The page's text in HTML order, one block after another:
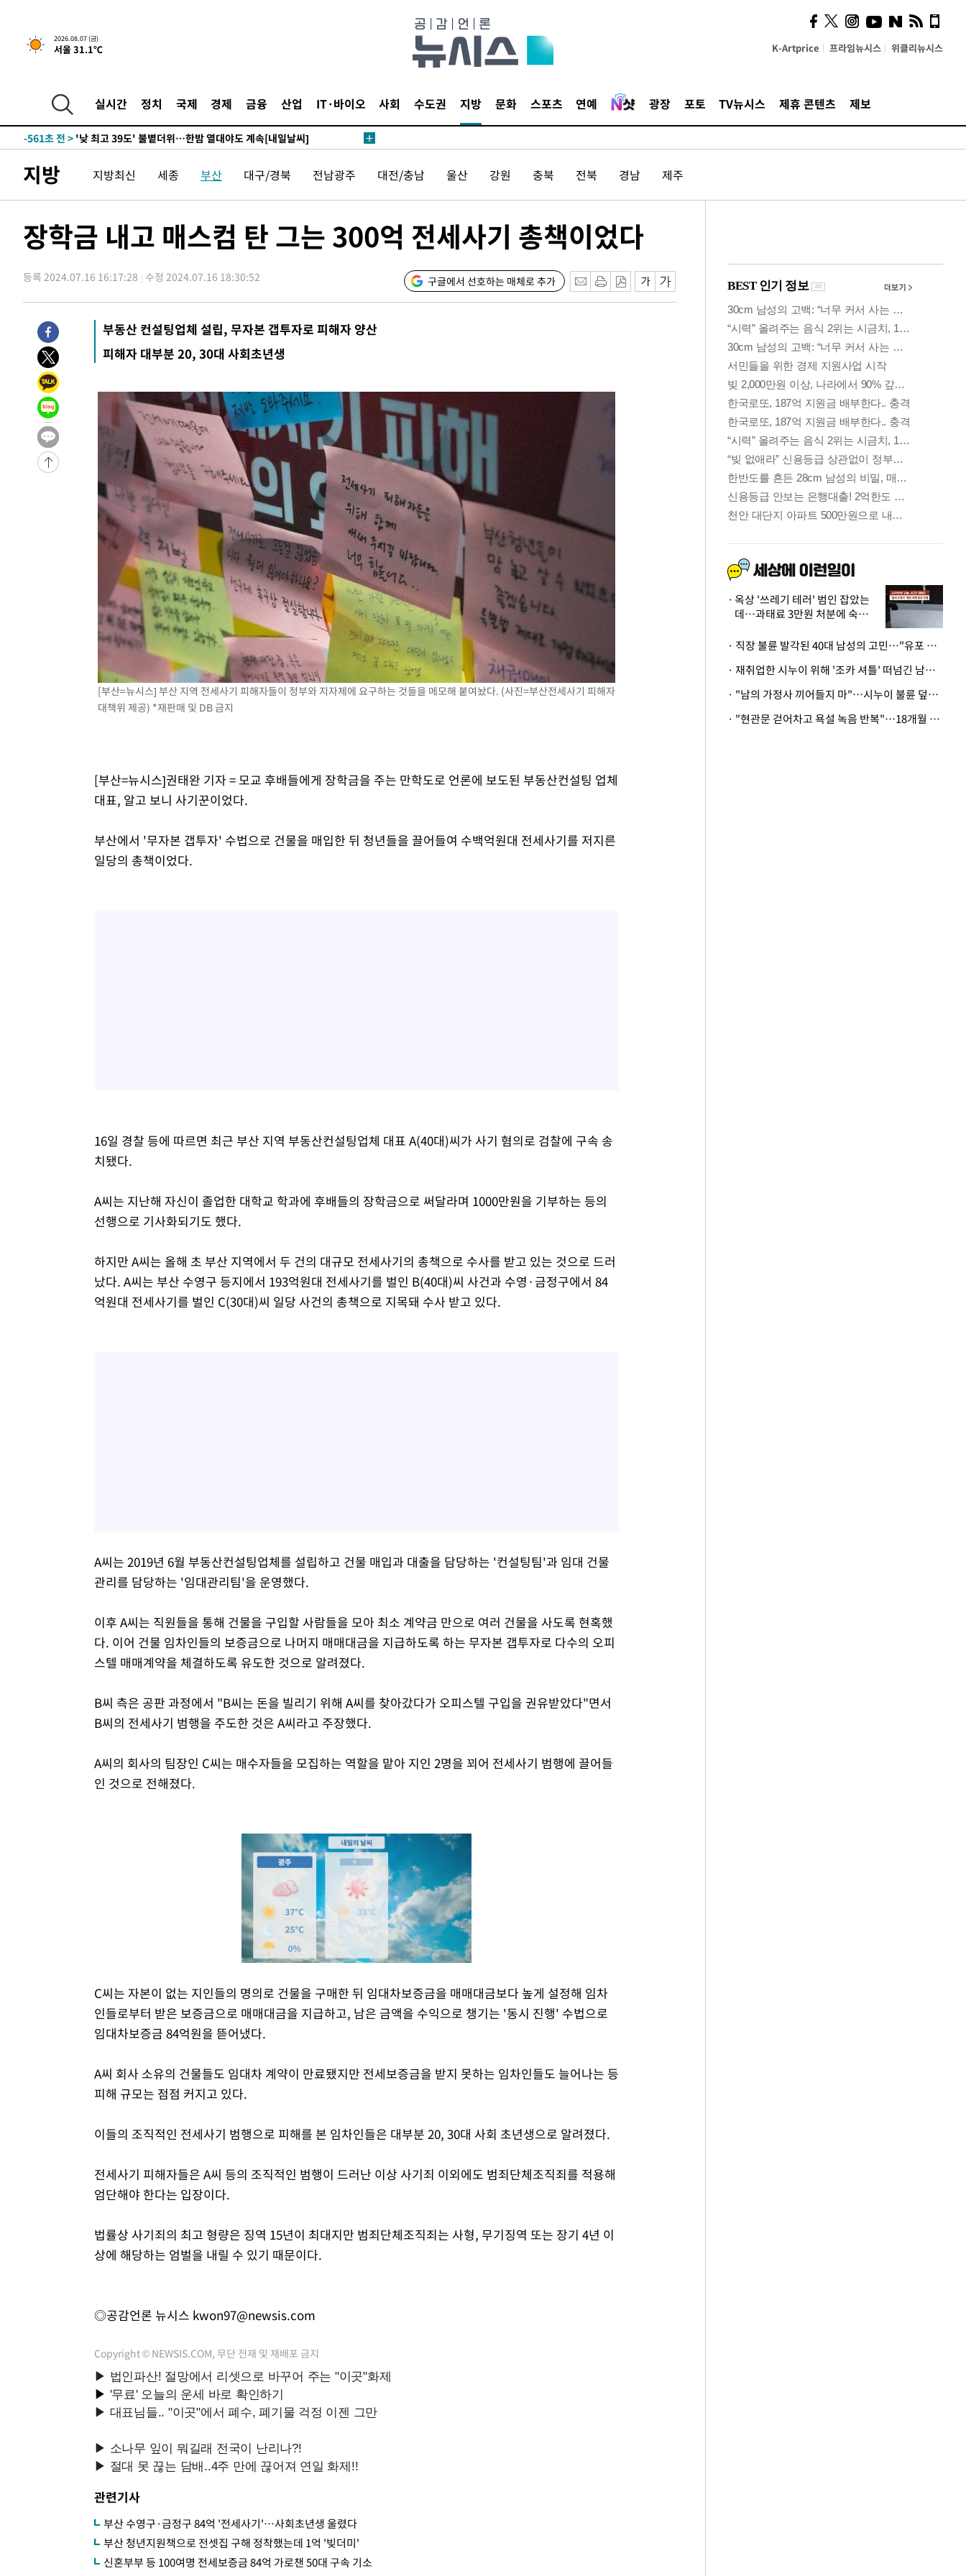
2026.08.07 (금)
서울 31.1℃ K-Artprice 프라임뉴시스 위클리뉴시스
실시간 정치 국제 경제 금융 산업 IT·바이오 사회 수도권 지방 문화 스포츠 연예 광장 포토 TV뉴시스 제휴 콘텐츠 제보
-17985초 전 >경찰, '홍명보는 2순위' 결론냈던 스포츠윤리센터도 압수수색
-3581초 전 >[속보]합참 "北 발사체는 단거리탄도미사일…감시·경계태세 강화"
-1759초 전 >
[속보] SKT, 에이닷 서비스 장애 발생…"원인 파악 중"
-1165초 전 >
-561초 전 > '낮 최고 39도' 불볕더위…한밤 열대야도 계속[내일날씨]
-182초 전 >
"韓 외환시장 개입 관측 배경엔 美의 대한국 무역적자 있어"
-9초 전 >'월드컵 탈락 후폭풍' 축구협회…초유의 압수수색에 '충격·당황'
9분 전 >[속보]종합특검, 대검 추가 압수수색…내란 중요임무종사 혐의
1시간 전 >[속보]코스피, 301.88포인트(4.58%) 내린 6296.38 마감
1시간 전 >[속보]원·달러 환율, 0.7원 내린 1423.8원 마감
1시간 전 >
"여기 떨어졌다"…다누리, 스페이스X 로켓 달 충돌 흔적 포착
2시간 전 >
손흥민, 5경기 연속골 실패…LAFC는 승부차기 끝 과달라하라 격파
4시간 전 >
내일까지 39도 '펄펄'…기상청 "태풍 지나며 폭염 잠시 꺾인다"
-21091초 전 >
-20527초 전 >
[속보] 뉴욕증시, 혼조 출발…나스닥 0.3%↓, 다우 0.14%↑
-19320초 전 >
축구협회, 15년 전 심판 성 접대 파문에 "현재는 내부 지침 준수"
-18005초 전 >
경찰, '홍명보는 2순위' 결론냈던 스포츠윤리센터도 압수수색
-3601초 전 >
[속보]합참 "北 발사체는 단거리탄도미사일…감시·경계태세 강화"
日방위성, 北이 동해로 쏜 발사체는 탄도미사일 가능성
[속보] SKT, 에이닷 서비스 장애 발생…"원인 파악 중"
[속보]합참 "북, 동해상으로 미상 발사체 발사"
'낮 최고 39도' 불볕더위…한밤 열대야도 계속[내일날씨]
[속보]7~9일 프로야구 3연전도 폭염 취소…11일 재개
"韓 외환시장 개입 관측 배경엔 美의 대한국 무역적자 있어"
'월드컵 탈락 후폭풍' 축구협회…초유의 압수수색에 '충격·당황'
서울 낮 37.9도, 올여름 최고치 경신…영등포 순간 '40도'
[속보]종합특검, 대검 추가 압수수색…내란 중요임무종사 혐의
[속보]코스닥, 800p 회복…0.26% 오른 801.67 마감
[속보]코스피, 301.88포인트(4.58%) 내린 6296.38 마감
[속보]원·달러 환율, 0.7원 내린 1423.8원 마감
지방 지방최신 세종 부산 대구/경북 전남광주 대전/충남 울산 강원 충북 전북 경남 제주
장학금 내고 매스컴 탄 그는 300억 전세사기 총책이었다
등록 2024.07.16 16:17:28 수정 2024.07.16 18:30:52 구글에서 선호하는 매체로 추가
부동산 컨설팅업체 설립, 무자본 갭투자로 피해자 양산
피해자 대부분 20, 30대 사회초년생
[부산=뉴시스] 부산 지역 전세사기 피해자들이 정부와 지자체에 요구하는 것들을 메모해 붙여놨다. (사진=부산전세사기 피해자
대책위 제공) *재판매 및 DB 금지
[부산=뉴시스]권태완 기자 = 모교 후배들에게 장학금을 주는 만학도로 언론에 보도된 부동산컨설팅 업체
대표, 알고 보니 사기꾼이었다.
부산에서 '무자본 갭투자' 수법으로 건물을 매입한 뒤 청년들을 끌어들여 수백억원대 전세사기를 저지른
일당의 총책이었다.
16일 경찰 등에 따르면 최근 부산 지역 부동산컨설팅업체 대표 A(40대)씨가 사기 혐의로 검찰에 구속 송
치됐다.
A씨는 지난해 자신이 졸업한 대학교 학과에 후배들의 장학금으로 써달라며 1000만원을 기부하는 등의
선행으로 기사화되기도 했다.
하지만 A씨는 올해 초 부산 지역에서 두 건의 대규모 전세사기의 총책으로 수사를 받고 있는 것으로 드러
났다. A씨는 부산 수영구 등지에서 193억원대 전세사기를 벌인 B(40대)씨 사건과 수영·금정구에서 84
억원대 전세사기를 벌인 C(30대)씨 일당 사건의 총책으로 지목돼 수사 받고 있다.
A씨는 2019년 6월 부동산컨설팅업체를 설립하고 건물 매입과 대출을 담당하는 '컨설팅팀'과 임대 건물
관리를 담당하는 '임대관리팀'을 운영했다.
이후 A씨는 직원들을 통해 건물을 구입할 사람들을 모아 최소 계약금 만으로 여러 건물을 사도록 현혹했
다. 이어 건물 임차인들의 보증금으로 나머지 매매대금을 지급하도록 하는 무자본 갭투자로 다수의 오피
스텔 매매계약을 체결하도록 유도한 것으로 알려졌다.
B씨 측은 공판 과정에서 "B씨는 돈을 빌리기 위해 A씨를 찾아갔다가 오피스텔 구입을 권유받았다"면서
B씨의 전세사기 범행을 주도한 것은 A씨라고 주장했다.
A씨의 회사의 팀장인 C씨는 매수자들을 모집하는 역할을 맡아 지인 2명을 꾀어 전세사기 범행에 끌어들
인 것으로 전해졌다.
Mute
C씨는 자본이 없는 지인들의 명의로 건물을 구매한 뒤 임대차보증금을 매매대금보다 높게 설정해 임차
인들로부터 받은 보증금으로 매매대금을 지급하고, 남은 금액을 수익으로 챙기는 '동시 진행' 수법으로
임대차보증금 84억원을 뜯어냈다.
A씨 회사 소유의 건물들도 임대차 계약이 만료됐지만 전세보증금을 받지 못하는 임차인들도 늘어나는 등
피해 규모는 점점 커지고 있다.
이들의 조직적인 전세사기 범행으로 피해를 본 임차인들은 대부분 20, 30대 사회 초년생으로 알려졌다.
전세사기 피해자들은 A씨 등의 조직적인 범행이 드러난 이상 사기죄 이외에도 범죄단체조직죄를 적용해
엄단해야 한다는 입장이다.
법률상 사기죄의 최고 형량은 징역 15년이 최대지만 범죄단체조직죄는 사형, 무기징역 또는 장기 4년 이
상에 해당하는 엄벌을 내릴 수 있기 때문이다.
◎공감언론 뉴시스 kwon97@newsis.com
Copyright © NEWSIS.COM, 무단 전재 및 재배포 금지
관련기사
부산 수영구·금정구 84억 '전세사기'…사회초년생 울렸다
부산 청년지원책으로 전셋집 구해 정착했는데 1억 '빚더미'
신혼부부 등 100여명 전세보증금 84억 가로챈 50대 구속 기소
의견, 국토부·LH에 충실히
전달할 것"
옥상 '쓰레기 테러' 범인 잡았는
데…과태료 3만원 처분에 숙박업
· 직장 불륜 발각된 40대 남성의 고민…"유포 동료 명예훼손·협박죄 고소 가능할까"
· 재취업한 시누이 위해 '조카 셔틀' 떠넘긴 남편…아내 "난 못한다"
· "남의 가정사 끼어들지 마"…시누이 불륜 덮으려는 남편에 억울한 아내
· "현관문 걷어차고 욕설 녹음 반복"…18개월 아기 키우는 집 뒤흔든 '앞집의 비극'